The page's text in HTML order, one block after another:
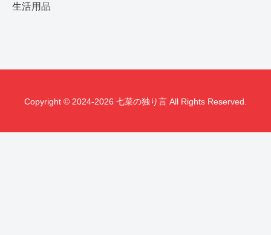
生活用品
Copyright © 2024-2026 七菜の独り言 All Rights Reserved.